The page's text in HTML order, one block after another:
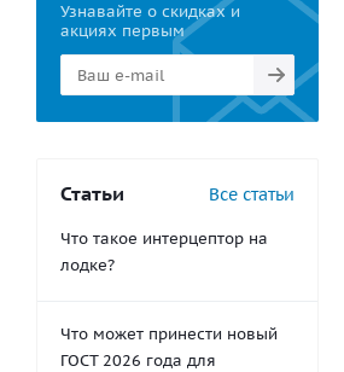
Узнавайте о скидках и
акциях первым
Статьи Все статьи
Что такое интерцептор на
лодке?
Что может принести новый
ГОСТ 2026 года для